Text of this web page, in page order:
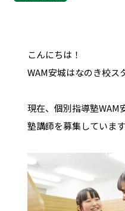
こんにちは！
WAM安城はなのき校ス
現在、個別指導塾WAM
塾講師を募集しています